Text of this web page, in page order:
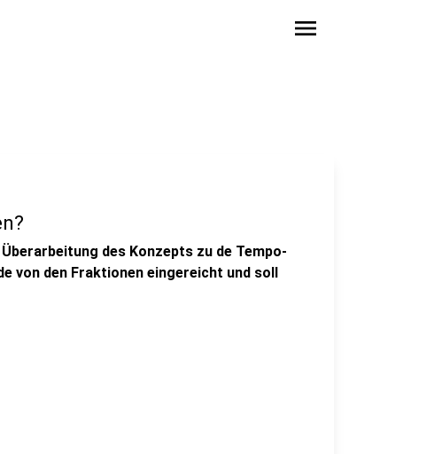
menu
des Konzepts zu de Tempo-
von den Fraktionen eingereicht und soll